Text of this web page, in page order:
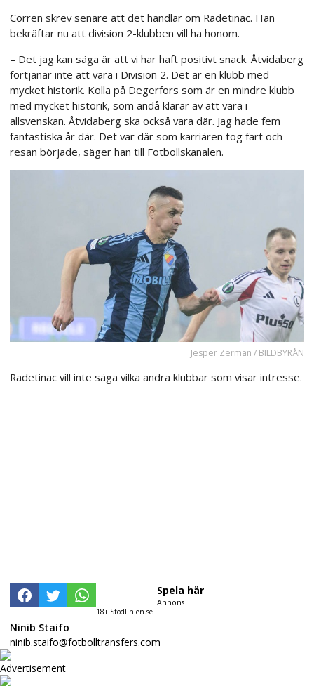
Corren skrev senare att det handlar om Radetinac. Han
bekräftar nu att division 2-klubben vill ha honom.
– Det jag kan säga är att vi har haft positivt snack. Åtvidaberg
förtjänar inte att vara i Division 2. Det är en klubb med
mycket historik. Kolla på Degerfors som är en mindre klubb
med mycket historik, som ändå klarar av att vara i
allsvenskan. Åtvidaberg ska också vara där. Jag hade fem
fantastiska år där. Det var där som karriären tog fart och
resan började, säger han till Fotbollskanalen.
Jesper Zerman / BILDBYRÅN
Radetinac vill inte säga vilka andra klubbar som visar intresse.
18+ Stödlinjen.se
Spela här
Annons
Ninib Staifo
ninib.staifo@fotbolltransfers.com